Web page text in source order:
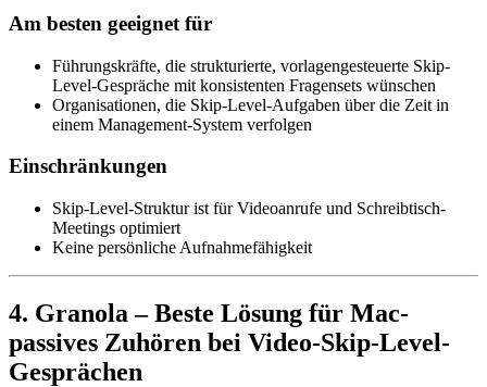
Am besten geeignet für
Führungskräfte, die strukturierte, vorlagengesteuerte Skip-
Level-Gespräche mit konsistenten Fragensets wünschen
Organisationen, die Skip-Level-Aufgaben über die Zeit in
einem Management-System verfolgen
Einschränkungen
Skip-Level-Struktur ist für Videoanrufe und Schreibtisch-
Meetings optimiert
Keine persönliche Aufnahmefähigkeit
4. Granola – Beste Lösung für Mac-
passives Zuhören bei Video-Skip-Level-
Gesprächen